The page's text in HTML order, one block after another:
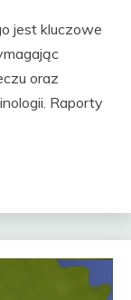
jest kluczowe
oraz
Raporty